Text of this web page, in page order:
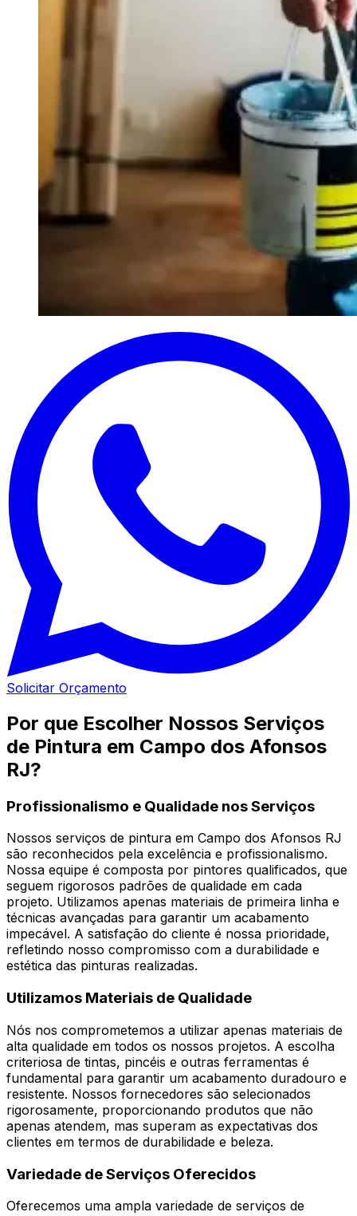
Solicitar Orçamento
Por que Escolher Nossos Serviços
de Pintura em Campo dos Afonsos
RJ?
Profissionalismo e Qualidade nos Serviços
Nossos serviços de pintura em Campo dos Afonsos RJ
são reconhecidos pela excelência e profissionalismo.
Nossa equipe é composta por pintores qualificados, que
seguem rigorosos padrões de qualidade em cada
projeto. Utilizamos apenas materiais de primeira linha e
técnicas avançadas para garantir um acabamento
impecável. A satisfação do cliente é nossa prioridade,
refletindo nosso compromisso com a durabilidade e
estética das pinturas realizadas.
Utilizamos Materiais de Qualidade
Nós nos comprometemos a utilizar apenas materiais de
alta qualidade em todos os nossos projetos. A escolha
criteriosa de tintas, pincéis e outras ferramentas é
fundamental para garantir um acabamento duradouro e
resistente. Nossos fornecedores são selecionados
rigorosamente, proporcionando produtos que não
apenas atendem, mas superam as expectativas dos
clientes em termos de durabilidade e beleza.
Variedade de Serviços Oferecidos
Oferecemos uma ampla variedade de serviços de